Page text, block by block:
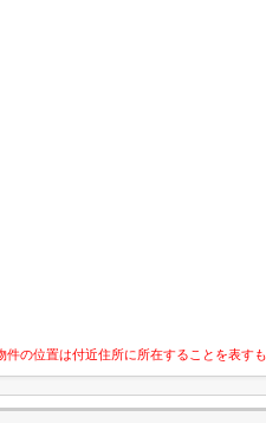
の位置は付近住所に所在することを表す